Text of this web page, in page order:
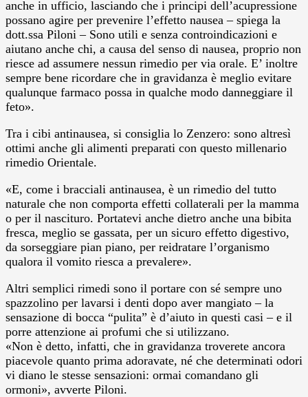
anche in ufficio, lasciando che i principi dell’acupressione
possano agire per prevenire l’effetto nausea – spiega la
dott.ssa Piloni – Sono utili e senza controindicazioni e
aiutano anche chi, a causa del senso di nausea, proprio non
riesce ad assumere nessun rimedio per via orale. E’ inoltre
sempre bene ricordare che in gravidanza è meglio evitare
qualunque farmaco possa in qualche modo danneggiare il
feto».
Tra i cibi antinausea, si consiglia lo Zenzero: sono altresì
ottimi anche gli alimenti preparati con questo millenario
rimedio Orientale.
«E, come i bracciali antinausea, è un rimedio del tutto
naturale che non comporta effetti collaterali per la mamma
o per il nascituro. Portatevi anche dietro anche una bibita
fresca, meglio se gassata, per un sicuro effetto digestivo,
da sorseggiare pian piano, per reidratare l’organismo
qualora il vomito riesca a prevalere».
Altri semplici rimedi sono il portare con sé sempre uno
spazzolino per lavarsi i denti dopo aver mangiato – la
sensazione di bocca “pulita” è d’aiuto in questi casi – e il
porre attenzione ai profumi che si utilizzano.
«Non è detto, infatti, che in gravidanza troverete ancora
piacevole quanto prima adoravate, né che determinati odori
vi diano le stesse sensazioni: ormai comandano gli
ormoni», avverte Piloni.